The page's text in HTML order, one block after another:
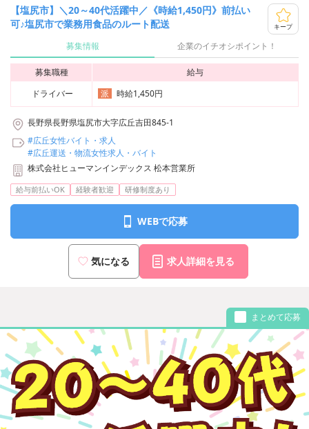
【塩尻市】＼20～40代活躍中／《時給1,450円》前払い
可♪塩尻市で業務用食品のルート配送
キープ
募集情報 企業のイチオシポイント！
募集職種
給与
ドライバー
派 時給1,450円
長野県長野県塩尻市大字広丘吉田845-1
#広丘女性バイト・求人
#広丘運送・物流女性求人・バイト
株式会社ヒューマンインデックス 松本営業所
給与前払いOK 経験者歓迎 研修制度あり
WEBで応募
気になる 求人詳細を見る
まとめて応募